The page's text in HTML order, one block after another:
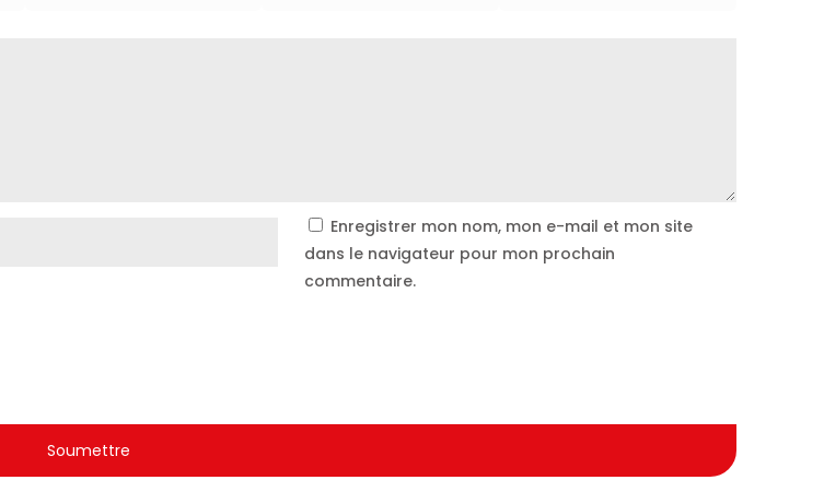
Enregistrer mon nom, mon e-mail et mon site
dans le navigateur pour mon prochain
commentaire.